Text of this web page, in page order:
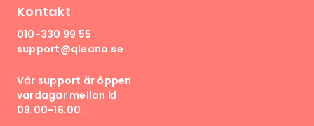
Kontakt
010-330 99 55
support@qleano.se
Vår support är öppen
vardagar mellan kl
08.00-16.00.